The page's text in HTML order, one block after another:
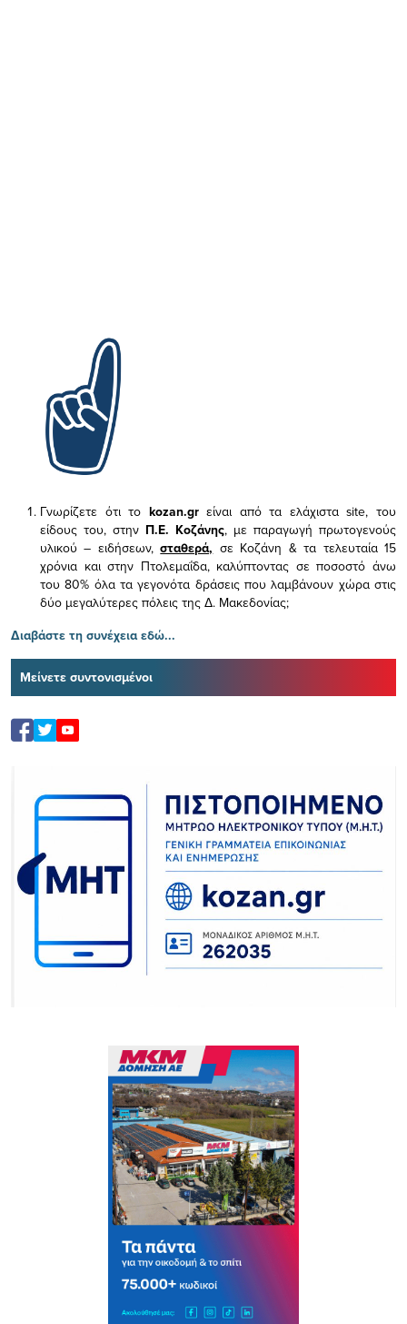
Γνωρίζετε ότι το kozan.gr είναι από τα ελάχισταsite, του
είδους του, στην Π.Ε. Κοζάνης, με παραγωγή πρωτογενούς
υλικού – ειδήσεων,σταθερά, σε Κοζάνη & τα τελευταία 15
χρόνια και στην Πτολεμαΐδα, καλύπτοντας σε ποσοστό άνω
του 80% όλα τα γεγονότα δράσεις που λαμβάνουν χώρα στις
δύο μεγαλύτερες πόλεις της Δ. Μακεδονίας;
Διαβάστε τη συνέχεια εδώ...
Μείνετε συντονισμένοι